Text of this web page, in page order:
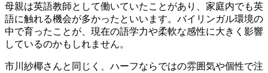
母親は英語教師として働いていたことがあり、家庭内でも英
語に触れる機会が多かったといいます。バイリンガル環境の
中で育ったことが、現在の語学力や柔軟な感性に大きく影響
しているのかもしれません。
市川紗椰さんと同じく、ハーフならではの雰囲気や個性で注